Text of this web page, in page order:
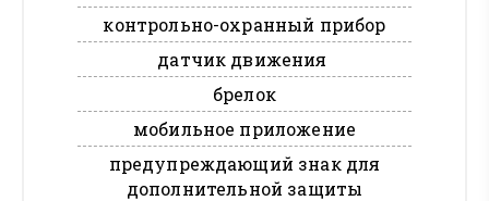
контрольно-охранный прибор
датчик движения
брелок
мобильное приложение
предупреждающий знак для
дополнительной защиты